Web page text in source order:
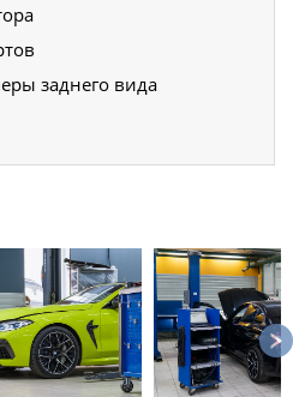
заднего вида